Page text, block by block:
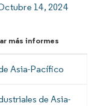
14, 2024
más informes
Asia-Pacífico
de Asia-